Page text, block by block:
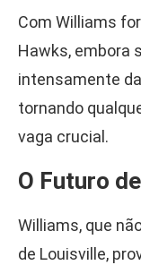
Com Williams
Hawks, embora
intensamente
tornando
vaga crucial.
O Futuro
Williams, que
de Louisville,